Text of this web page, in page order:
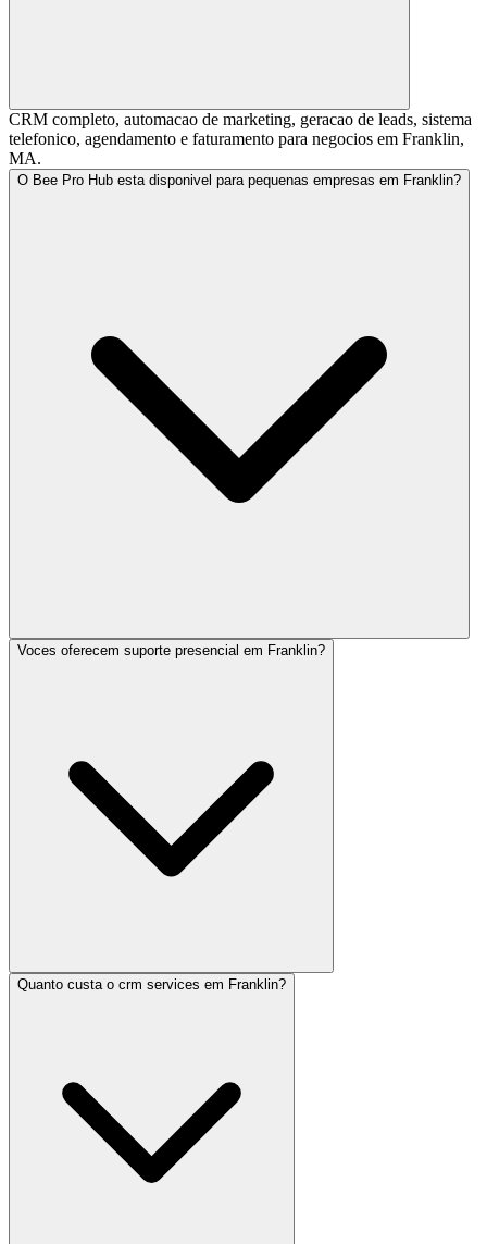
CRM completo, automacao de marketing, geracao de leads, sistema
telefonico, agendamento e faturamento para negocios em Franklin,
MA.
O Bee Pro Hub esta disponivel para pequenas empresas em Franklin?
Voces oferecem suporte presencial em Franklin?
Quanto custa o crm services em Franklin?